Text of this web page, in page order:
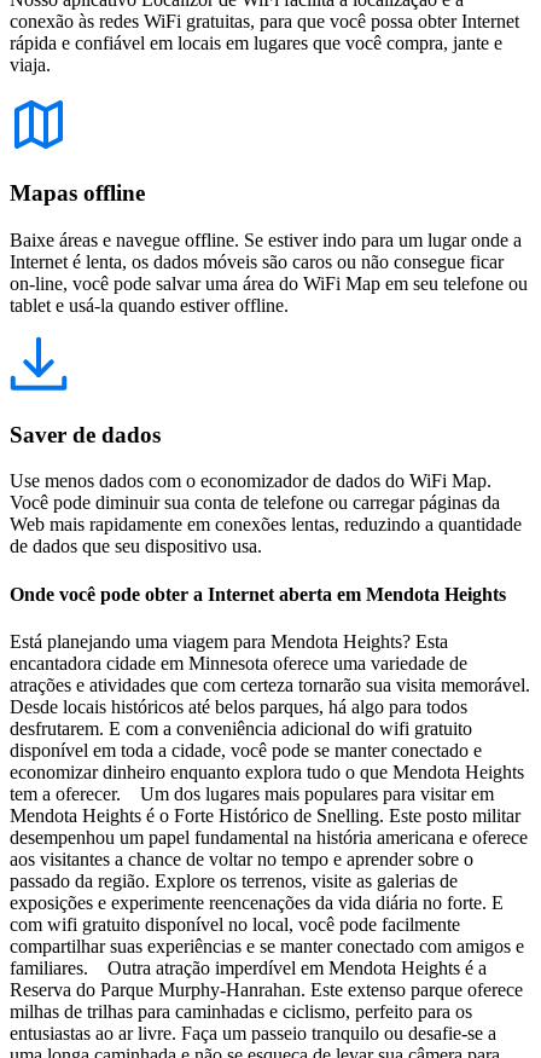
conexão às redes WiFi gratuitas, para que você possa obter Internet
rápida e confiável em locais em lugares que você compra, jante e
viaja.
Mapas offline
Baixe áreas e navegue offline. Se estiver indo para um lugar onde a
Internet é lenta, os dados móveis são caros ou não consegue ficar
on-line, você pode salvar uma área do WiFi Map em seu telefone ou
tablet e usá-la quando estiver offline.
Saver de dados
Use menos dados com o economizador de dados do WiFi Map.
Você pode diminuir sua conta de telefone ou carregar páginas da
Web mais rapidamente em conexões lentas, reduzindo a quantidade
de dados que seu dispositivo usa.
Onde você pode obter a Internet aberta em Mendota Heights
Está planejando uma viagem para Mendota Heights? Esta
encantadora cidade em Minnesota oferece uma variedade de
atrações e atividades que com certeza tornarão sua visita memorável.
Desde locais históricos até belos parques, há algo para todos
desfrutarem. E com a conveniência adicional do wifi gratuito
disponível em toda a cidade, você pode se manter conectado e
economizar dinheiro enquanto explora tudo o que Mendota Heights
tem a oferecer. Um dos lugares mais populares para visitar em
Mendota Heights é o Forte Histórico de Snelling. Este posto militar
desempenhou um papel fundamental na história americana e oferece
aos visitantes a chance de voltar no tempo e aprender sobre o
passado da região. Explore os terrenos, visite as galerias de
exposições e experimente reencenações da vida diária no forte. E
com wifi gratuito disponível no local, você pode facilmente
compartilhar suas experiências e se manter conectado com amigos e
familiares. Outra atração imperdível em Mendota Heights é a
Reserva do Parque Murphy-Hanrahan. Este extenso parque oferece
milhas de trilhas para caminhadas e ciclismo, perfeito para os
entusiastas ao ar livre. Faça um passeio tranquilo ou desafie-se a